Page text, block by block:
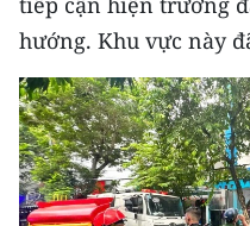
Nguyên
Đông Nam Bộ
Đồng bằng sông Cửu
Chuyên trang Hà Nội
hướng. Khu vực này